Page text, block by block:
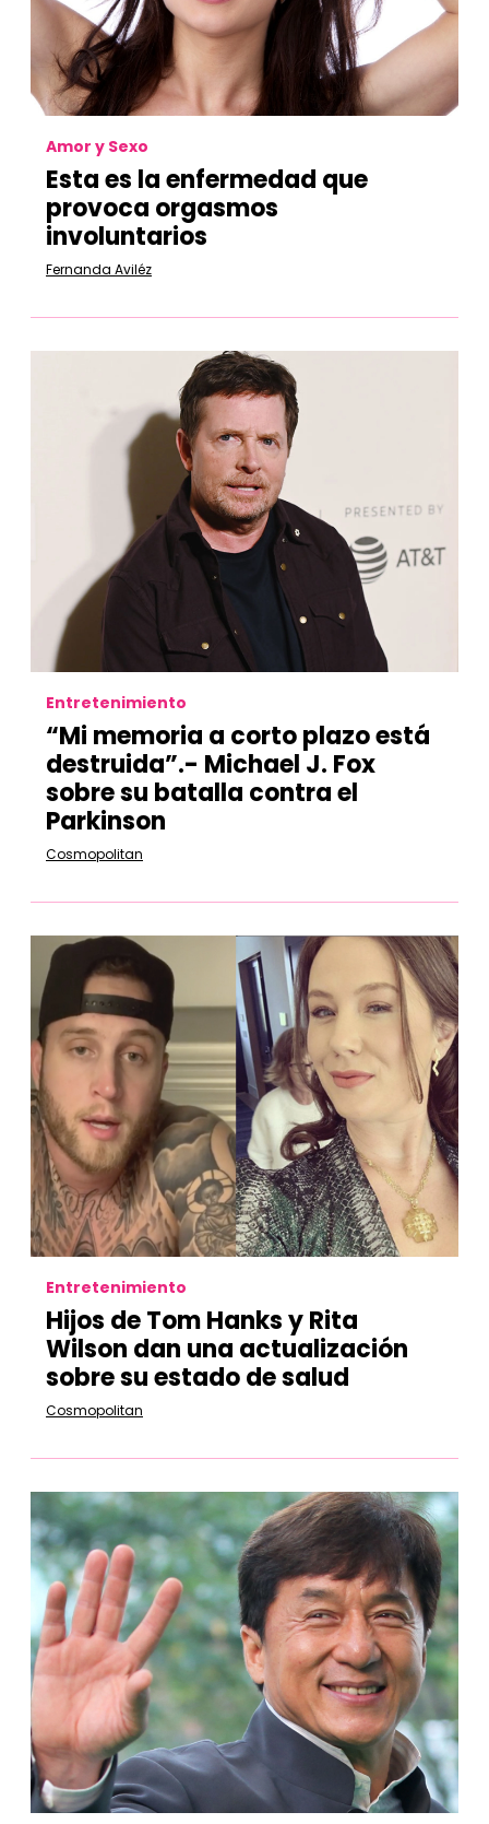
Amor y Sexo
Esta es la enfermedad que
provoca orgasmos
involuntarios
Fernanda Aviléz
Entretenimiento
“Mi memoria a corto plazo está
destruida”.- Michael J. Fox
sobre su batalla contra el
Parkinson
Cosmopolitan
Entretenimiento
Hijos de Tom Hanks y Rita
Wilson dan una actualización
sobre su estado de salud
Cosmopolitan